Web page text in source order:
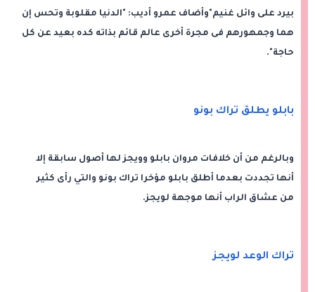
بيرد على وائل غنيم"وأضاف عمرو أديب: "الدنيا مقلوبة وتحس إن
هما وجمهورهم فى مجرة أخرى عالم قائم بذاته كده بعيد عن كل
حاجة".
بابلو يطلق تراك بونو
وبالرغم من أن خلافات مروان بابلو وويجز لها أصول سابقة إلا
أنها تجددت بعدما أطلق بابلو مؤخرا تراك بونو والتي رأى كثير
من عشاق الراب أنها موجهة لويجز.
تراك الوعد لويجز